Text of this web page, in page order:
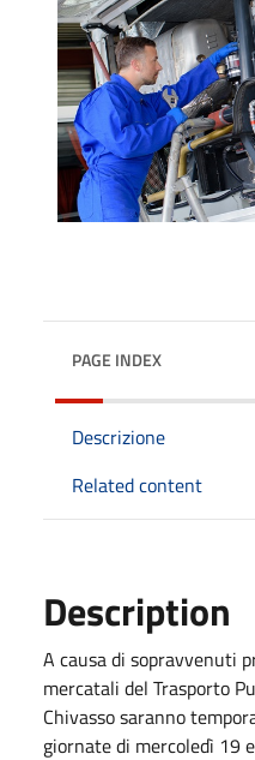
PAGE INDEX
Descrizione
Related content
Description
A causa di sopravvenuti
mercatali del Trasporto
Chivasso saranno
giornate di mercoledì 19